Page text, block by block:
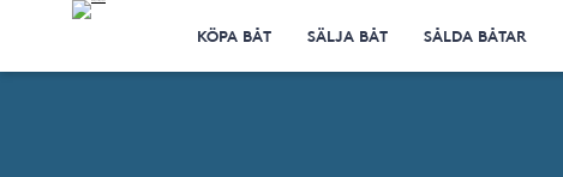
KÖPA BÅT SÄLJA BÅT SÅLDA BÅTAR